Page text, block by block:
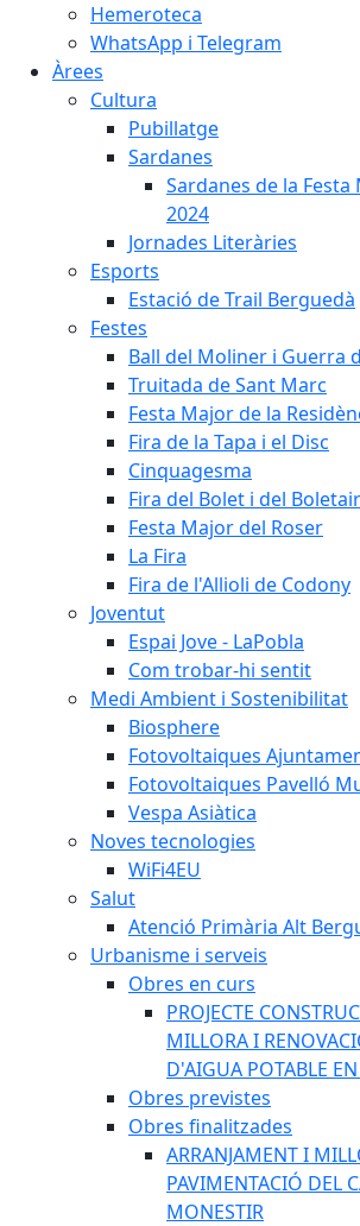
Hemeroteca
WhatsApp i Telegram
Àrees
Cultura
Pubillatge
Sardanes
Sardanes de la
2024
Jornades Literàries
Esports
Estació de Trail Berguedà
Festes
Ball del Moliner i Guerra
Truitada de Sant Marc
Festa Major de la
Fira de la Tapa i el Disc
Cinquagesma
Fira del Bolet i del
Festa Major del Roser
La Fira
Fira de l'Allioli de Codony
Joventut
Espai Jove - LaPobla
Com trobar-hi sentit
Medi Ambient i Sostenibilitat
Biosphere
Fotovoltaiques
Fotovoltaiques Pavelló
Vespa Asiàtica
Noves tecnologies
WiFi4EU
Salut
Atenció Primària Alt
Urbanisme i serveis
Obres en curs
PROJECTE
MILLORA I
D'AIGUA POTABLE
Obres previstes
Obres finalitzades
ARRANJAMENT I
PAVIMENTACIÓ DEL
MONESTIR